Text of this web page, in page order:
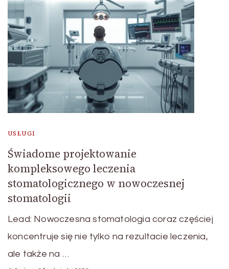
USŁUGI
Świadome projektowanie
kompleksowego leczenia
stomatologicznego w nowoczesnej
stomatologii
Lead: Nowoczesna stomatologia coraz częściej
koncentruje się nie tylko na rezultacie leczenia,
ale także na …